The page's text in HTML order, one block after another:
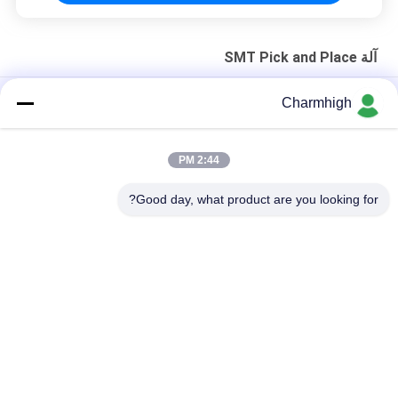
آلة SMT Pick and Place
الهيكل الحديدي الصلب 4-الرأس CHM-551P SMD اختيار ووضع آلة
التصميم الضيق TC06 الدقة العالية الوحدة SMT اختيار ووضع آلة 6
Charmhigh
2:44 PM
Good day, what product are you looking for?